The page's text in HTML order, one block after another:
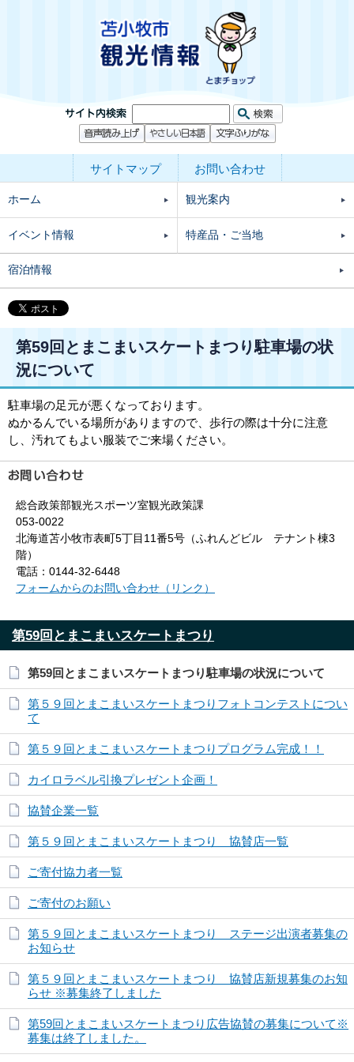
サイトマップ お問い合わせ
ホーム 観光案内
イベント情報 特産品・ご当地
宿泊情報
第59回とまこまいスケートまつり駐車場の状
況について
駐車場の足元が悪くなっております。
ぬかるんでいる場所がありますので、歩行の際は十分に注意
し、汚れてもよい服装でご来場ください。
総合政策部観光スポーツ室観光政策課
053-0022
北海道苫小牧市表町5丁目11番5号（ふれんどビル テナント棟3
階）
電話：0144-32-6448
フォームからのお問い合わせ（リンク）
第59回とまこまいスケートまつり
第59回とまこまいスケートまつり駐車場の状況について
第５９回とまこまいスケートまつりフォトコンテストについ
て
第５９回とまこまいスケートまつりプログラム完成！！
カイロラベル引換プレゼント企画！
協賛企業一覧
第５９回とまこまいスケートまつり 協賛店一覧
ご寄付協力者一覧
ご寄付のお願い
第５９回とまこまいスケートまつり ステージ出演者募集の
お知らせ
第５９回とまこまいスケートまつり 協賛店新規募集のお知
らせ ※募集終了しました
第59回とまこまいスケートまつり広告協賛の募集について※
募集は終了しました。